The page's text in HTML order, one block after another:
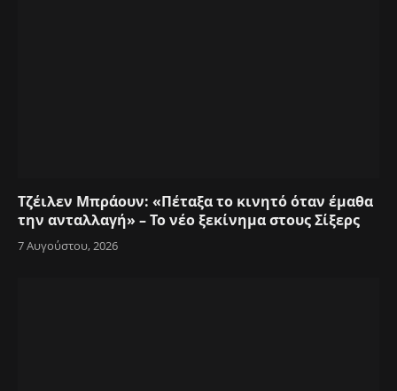
Τζέιλεν Μπράουν: «Πέταξα το κινητό όταν έμαθα
την ανταλλαγή» – Το νέο ξεκίνημα στους Σίξερς
7 Αυγούστου, 2026